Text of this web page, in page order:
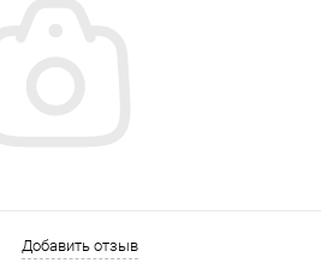
Добавить отзыв